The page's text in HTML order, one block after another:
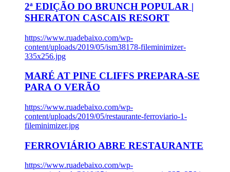
2ª EDIÇÃO DO BRUNCH POPULAR |
SHERATON CASCAIS RESORT
https://www.ruadebaixo.com/wp-
content/uploads/2019/05/ism38178-fileminimizer-
335x256.jpg
MARÉ AT PINE CLIFFS PREPARA-SE
PARA O VERÃO
https://www.ruadebaixo.com/wp-
content/uploads/2019/05/restaurante-ferroviario-1-
fileminimizer.jpg
FERROVIÁRIO ABRE RESTAURANTE
https://www.ruadebaixo.com/wp-